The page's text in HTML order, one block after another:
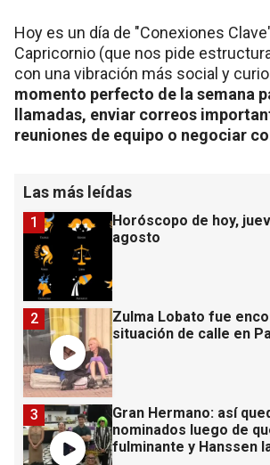
Hoy es un día de "Conexiones
Capricornio (que nos pide
con una vibración más social y
momento perfecto de la semana
llamadas, enviar correos
reuniones de equipo o negociar
Las más leídas
Horóscopo de hoy,
agosto
1
Zulma Lobato fue
situación de calle en
2
Gran Hermano: así
nominados luego de
fulminante y Hanssen
3